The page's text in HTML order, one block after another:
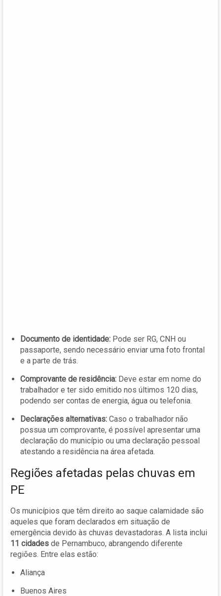
Documento de identidade: Pode ser RG, CNH ou
passaporte, sendo necessário enviar uma foto frontal
e a parte de trás.
Comprovante de residência: Deve estar em nome do
trabalhador e ter sido emitido nos últimos 120 dias,
podendo ser contas de energia, água ou telefonia.
Declarações alternativas: Caso o trabalhador não
possua um comprovante, é possível apresentar uma
declaração do município ou uma declaração pessoal
atestando a residência na área afetada.
Regiões afetadas pelas chuvas em
PE
Os municípios que têm direito ao saque calamidade são
aqueles que foram declarados em situação de
emergência devido às chuvas devastadoras. A lista inclui
11 cidades de Pernambuco, abrangendo diferente
regiões. Entre elas estão:
Aliança
Buenos Aires